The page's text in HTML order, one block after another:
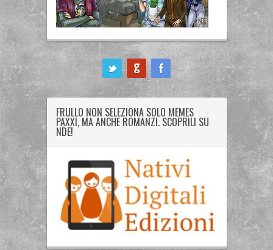
FRULLO NON SELEZIONA SOLO MEMES
PAXXI, MA ANCHE ROMANZI. SCOPRILI SU
NDE!